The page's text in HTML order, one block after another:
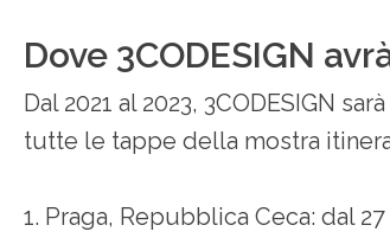
Dove 3CODESIGN
Dal 2021 al 2023, 3CODESIGN
tutte le tappe della mostra
1. Praga, Repubblica Ceca: dal